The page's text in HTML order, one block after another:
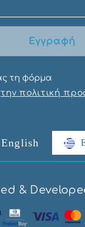
Εγγραφή
τη φόρμα
την πολιτική
English
&